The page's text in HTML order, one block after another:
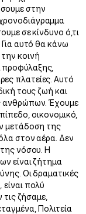
στην
σε κίνδυνο ό,τι
Για αυτό θα κάνω
κοινή
προφύλαξης,
πλατείες. Αυτό
τους ζωή και
ανθρώπων. Έχουμε
οικονομικό,
μετάδοση της
στον αέρα. Δεν
νόσου. Η
είναι ζήτημα
Οι δραματικές
πολύ
ζήσαμε,
Πολιτεία